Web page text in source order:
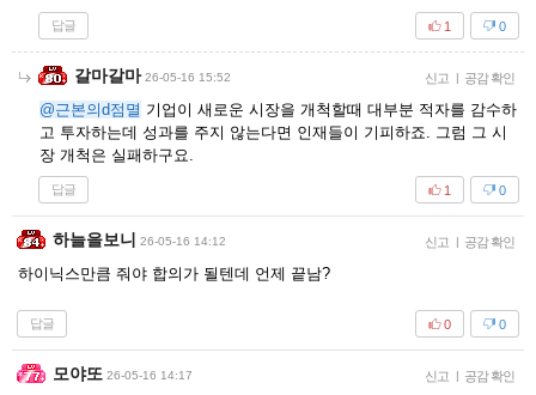
답글 0
1
갈마갈마 26-05-16 15:52 신고 | 공감 확인
@근본의d점멸 기업이 새로운 시장을 개척할때 대부분 적자를 감수하
고 투자하는데 성과를 주지 않는다면 인재들이 기피하죠. 그럼 그 시
장 개척은 실패하구요.
답글 0
1
하늘을보니 26-05-16 14:12 신고 | 공감 확인
하이닉스만큼 줘야 합의가 될텐데 언제 끝남?
답글 0
0
모야또 26-05-16 14:17 신고 | 공감 확인